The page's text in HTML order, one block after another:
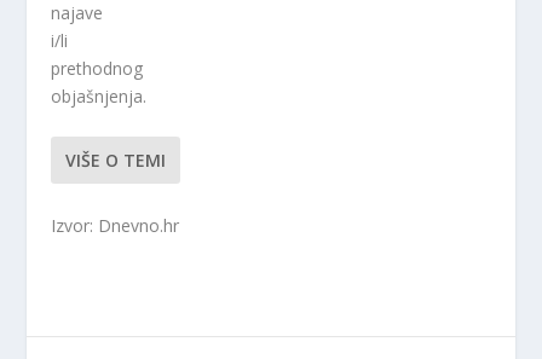
najave
i/li
prethodnog
objašnjenja.
VIŠE O TEMI
Izvor: Dnevno.hr